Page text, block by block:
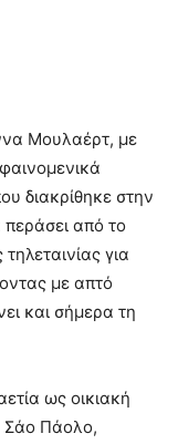
Μουλαέρτ, με
διακρίθηκε στην
από το
για
με απτό
και σήμερα τη
ως οικιακή
Σάο Πάολο,